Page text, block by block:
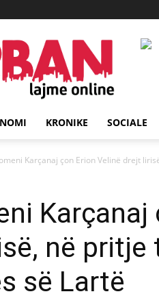
URBAN
Lajme
KRONIKE SOCIALE
Karçanaj çon Erion Velinë drejt
Karçanaj
në pritje
së Lartë